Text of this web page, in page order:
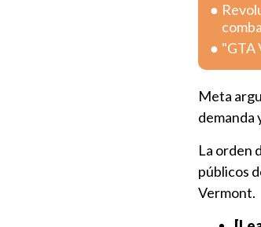
"GTA
Meta
demanda
La orden
públicos
Vermont.